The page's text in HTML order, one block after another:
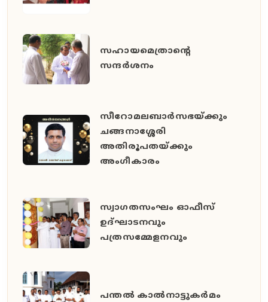
സഹായമെത്രാന്റെ
സന്ദർശനം
സീറോമലബാർസഭയ്ക്കും
ചങ്ങനാശ്ശേരി
അതിരൂപതയ്ക്കും
അംഗീകാരം
സ്വാഗതസംഘം ഓഫീസ്
ഉദ്ഘാടനവും
പത്രസമ്മേളനവും
പന്തൽ കാൽനാട്ടുകർമം